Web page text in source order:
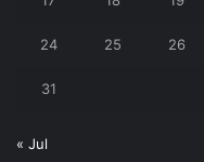
24 25 26
31
« Jul